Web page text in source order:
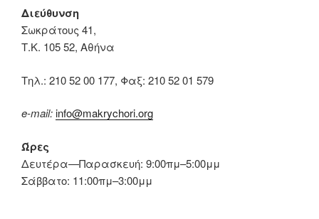
Διεύθυνση
Σωκράτους 41,
Τ.Κ. 105 52, Αθήνα
Tηλ.: 210 52 00 177, Φαξ: 210 52 01 579
e-mail:info@makrychori.org
Ώρες
Δευτέρα—Παρασκευή: 9:00πμ–5:00μμ
Σάββατο: 11:00πμ–3:00μμ